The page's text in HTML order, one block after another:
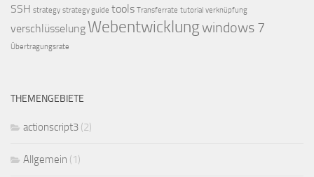
SSH strategy strategy guide tools Transferrate tutorial verknüpfung
verschlüsselung Webentwicklungwindows 7
Übertragungsrate
THEMENGEBIETE
actionscript3 (2)
Allgemein (1)